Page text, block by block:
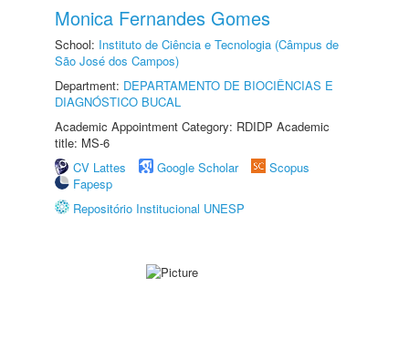
Monica Fernandes Gomes
School: Instituto de Ciência e Tecnologia (Câmpus de
São José dos Campos)
Department: DEPARTAMENTO DE BIOCIÊNCIAS E
DIAGNÓSTICO BUCAL
Academic Appointment Category: RDIDP Academic
title: MS-6
CV Lattes
Google Scholar
Scopus
Fapesp
Repositório Institucional UNESP